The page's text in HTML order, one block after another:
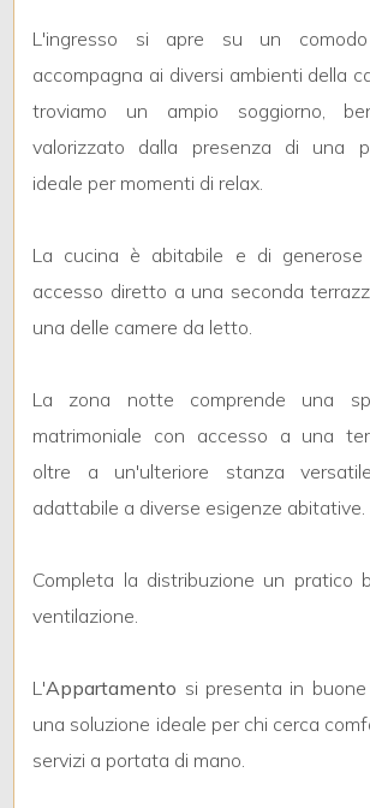
L'ingresso si apre su un
accompagna ai diversi ambienti della
troviamo un ampio soggiorno,
valorizzato dalla presenza di una
ideale per momenti di relax.
La cucina è abitabile e di generose
accesso diretto a una seconda
una delle camere da letto.
La zona notte comprende una
matrimoniale con accesso a una
oltre a un'ulteriore stanza
adattabile a diverse esigenze abitative.
Completa la distribuzione un pratico
ventilazione.
L'Appartamento si presenta in
una soluzione ideale per chi cerca
servizi a portata di mano.
1
2
Camere
minime
2
3